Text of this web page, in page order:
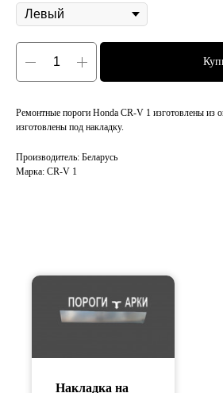
Ремонтные пороги Honda CR-V 1 изготовлены из
изготовлены под накладку.
Производитель: Беларусь
Марка: CR-V 1
Накладка на